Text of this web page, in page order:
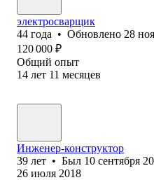
электросварщик
44 года • Обновлено 28
120 000 ₽
Общий опыт
14 лет 11 месяцев
Инженер-конструктор
39 лет • Был 10 сентября
26 июля 2018